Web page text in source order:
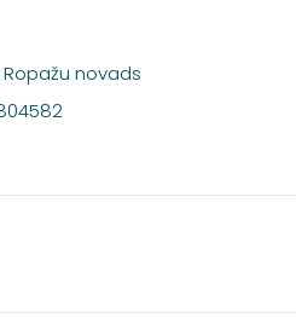
Ropažu novads